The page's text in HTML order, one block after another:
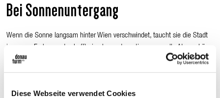
Diese Webseite verwendet Cookies
Bei Sonnenuntergang
Wenn die Sonne langsam hinter Wien verschwindet, taucht sie die Stadt
in warme Farben und schafft eine besonders stimmungsvolle Atmosphäre.
Am Abend